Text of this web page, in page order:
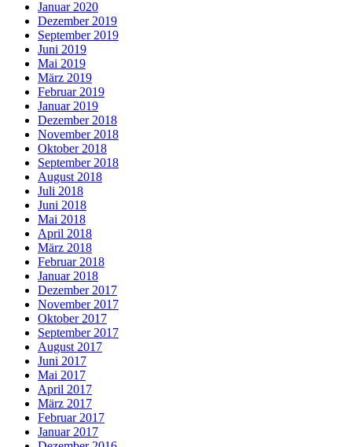
Januar 2020
Dezember 2019
September 2019
Juni 2019
Mai 2019
März 2019
Februar 2019
Januar 2019
Dezember 2018
November 2018
Oktober 2018
September 2018
August 2018
Juli 2018
Juni 2018
Mai 2018
April 2018
März 2018
Februar 2018
Januar 2018
Dezember 2017
November 2017
Oktober 2017
September 2017
August 2017
Juni 2017
Mai 2017
April 2017
März 2017
Februar 2017
Januar 2017